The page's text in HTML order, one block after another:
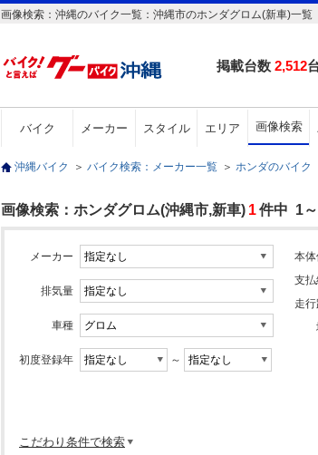
画像検索：沖縄のバイク一覧：沖縄市のホンダグロム(新車)一覧
掲載台数 2,512
バイク メーカー スタイル エリア 画像検索
沖縄バイク ＞ バイク検索：メーカー一覧 ＞ ホンダのバイク
画像検索：ホンダグロム(沖縄市,新車) 1件中 1
メーカー
排気量
車種
初度登録年 ～
本
支
走
こだわり条件で検索